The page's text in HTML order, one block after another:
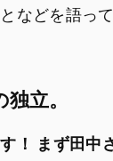
などを語って
立。
！ まず田中